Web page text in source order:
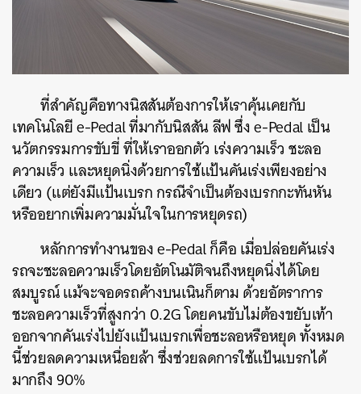
ที่สำคัญคือทางนิสสันต้องการให้เราคุ้นเคยกับ
เทคโนโลยี e-Pedal ที่มากับนิสสัน ลีฟ ซึ่ง e-Pedal เป็น
นวัตกรรมการขับขี่ ที่ให้เราออกตัว เร่งความเร็ว ชะลอ
ความเร็ว และหยุดนิ่งด้วยการใช้แป้นคันเร่งเพียงอย่าง
เดียว (แต่ยังมีแป้นเบรก กรณีจำเป็นต้องเบรกกะทันหัน
หรืออยากเพิ่มความมั่นใจในการหยุดรถ)
หลักการทำงานของ e-Pedal ก็คือ เมื่อปล่อยคันเร่ง
รถจะชะลอความเร็วโดยอัตโนมัติจนถึงหยุดนิ่งได้โดย
สมบูรณ์ แม้จะจอดรถค้างบนเนินก็ตาม ด้วยอัตราการ
ชะลอความเร็วที่สูงกว่า 0.2G โดยคนขับไม่ต้องขยับเท้า
ออกจากคันเร่งไปยังแป้นเบรกเพื่อชะลอหรือหยุด ทั้งหมด
นี้ช่วยลดความเหนื่อยล้า ซึ่งช่วยลดการใช้แป้นเบรกได้
มากถึง 90%
SHARE LINE EMAIL